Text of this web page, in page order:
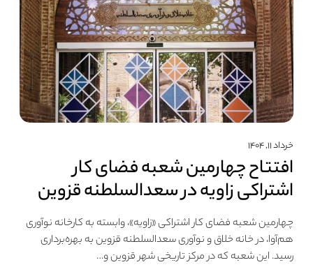
خرداد ۱۱, ۱۴۰۴
افتتاح چهارمین شعبه فضای کار
اشتراکی زاویه در سعدالسلطنه قزوین
چهارمین شعبه فضای کار اشتراکی «زاویه»، وابسته به کارخانه نوآوری
هم‌آوا، در خانه خلاق و نوآوری سعدالسلطنه قزوین به بهره‌برداری
رسید. این شعبه که در مرکز تاریخی شهر قزوین و…